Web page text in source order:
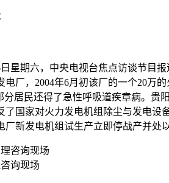
星期六，中央电视台焦点访谈节目
厂，2004年6月初该厂的一个20万
居民还得了急性呼吸道疾章病。
国家对火力发电机组除尘与发电
新发电机组试生产立即停战产并处
询现场